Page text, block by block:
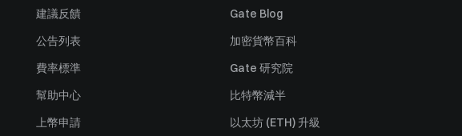
建議反饋
公告列表
費率標準
幫助中心
上幣申請
Gate Blog
加密貨幣百科
Gate 研究院
比特幣減半
以太坊 (ETH) 升級